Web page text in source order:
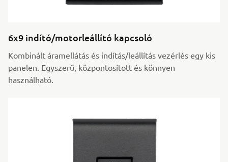
6x9 indító/motorleállító kapcsoló
Kombinált áramellátás és indítás/leállítás vezérlés egy kis
panelen. Egyszerű, központosított és könnyen
használható.